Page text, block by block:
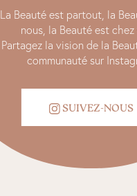
La Beauté est partout, la
nous, la Beauté est chez
Partagez la vision de la
communauté sur
SUIVEZ-NOUS